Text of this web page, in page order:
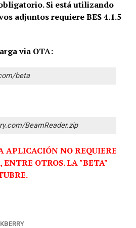
Si está utilizando
adjuntos requiere BES 4.1.5
via OTA:
beta
BeamReader.zip
APLICACIÓN NO REQUIERE
ENTRE OTROS. LA "BETA"